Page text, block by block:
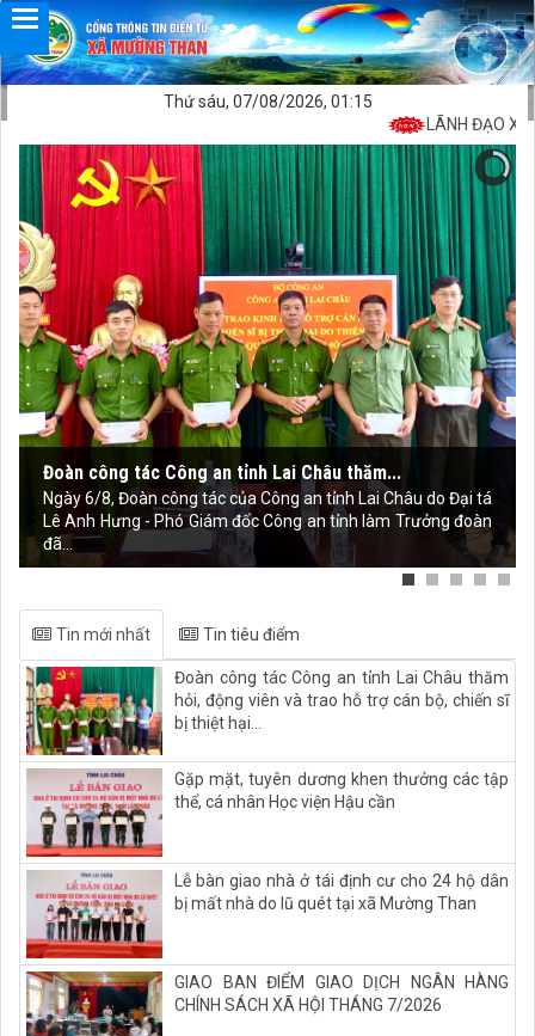
Thứ sáu, 07/08/2026, 01:15
LÃNH ĐẠO XÃ
Đoàn công tác Công an tỉnh Lai Châu thăm...
Ngày 6/8, Đoàn công tác của Công an tỉnh Lai Châu do Đại tá
Lê Anh Hưng - Phó Giám đốc Công an tỉnh làm Trưởng đoàn
đã...
Tin mới nhất Tin tiêu điểm
Đoàn công tác Công an tỉnh Lai Châu thăm
hỏi, động viên và trao hỗ trợ cán bộ, chiến sĩ
bị thiệt hại...
Gặp mặt, tuyên dương khen thưởng các tập
thể, cá nhân Học viện Hậu cần
Lễ bàn giao nhà ở tái định cư cho 24 hộ dân
bị mất nhà do lũ quét tại xã Mường Than
GIAO BAN ĐIỂM GIAO DỊCH NGÂN HÀNG
CHÍNH SÁCH XÃ HỘI THÁNG 7/2026